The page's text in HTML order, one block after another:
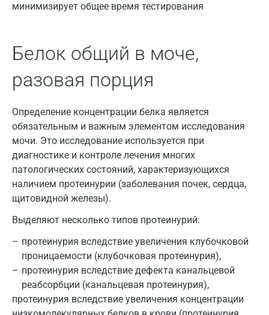
минимизирует общее время тестирования
Белок общий в моче,
разовая порция
Определение концентрации белка является
обязательным и важным элементом исследования
мочи. Это исследование используется при
диагностике и контроле лечения многих
патологических состояний, характеризующихся
наличием протеинурии (заболевания почек, сердца,
щитовидной железы).
Выделяют несколько типов протеинурий:
протеинурия вследствие увеличения клубочковой
проницаемости (клубочковая протеинурия),
протеинурия вследствие дефекта канальцевой
реабсорбции (канальцевая протеинурия),
протеинурия вследствие увеличения концентрации
Гатчина
Голубое
Дзержинск
Дмитров
Долгопрудный
Екатеринбург
Жуковский
Звенигород
Зеленоград